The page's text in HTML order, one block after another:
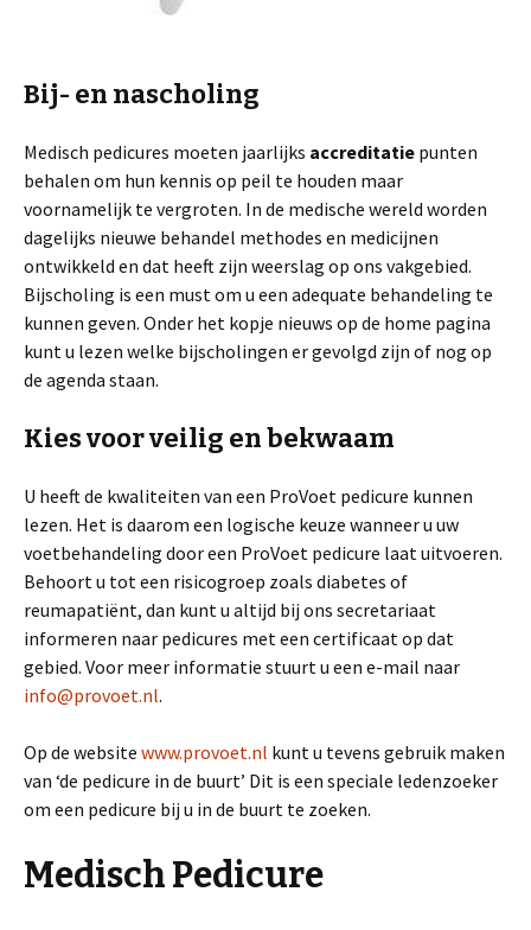
Bij- en nascholing
Medisch pedicures moeten jaarlijks accreditatie punten
behalen om hun kennis op peil te houden maar
voornamelijk te vergroten. In de medische wereld worden
dagelijks nieuwe behandel methodes en medicijnen
ontwikkeld en dat heeft zijn weerslag op ons vakgebied.
Bijscholing is een must om u een adequate behandeling te
kunnen geven. Onder het kopje nieuws op de home pagina
kunt u lezen welke bijscholingen er gevolgd zijn of nog op
de agenda staan.
Kies voor veilig en bekwaam
U heeft de kwaliteiten van een ProVoet pedicure kunnen
lezen. Het is daarom een logische keuze wanneer u uw
voetbehandeling door een ProVoet pedicure laat uitvoeren.
Behoort u tot een risicogroep zoals diabetes of
reumapatiënt, dan kunt u altijd bij ons secretariaat
informeren naar pedicures met een certificaat op dat
gebied. Voor meer informatie stuurt u een e-mail naar
info@provoet.nl.
Op de website www.provoet.nl kunt u tevens gebruik maken
van ‘de pedicure in de buurt’ Dit is een speciale ledenzoeker
om een pedicure bij u in de buurt te zoeken.
Medisch Pedicure